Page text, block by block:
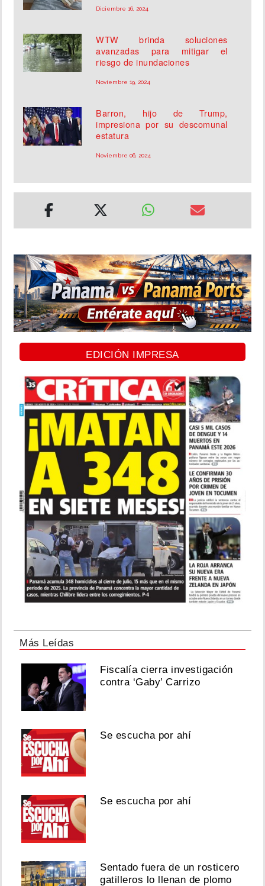
Diciembre 16, 2024
WTW brinda soluciones
avanzadas para mitigar el
riesgo de inundaciones
Noviembre 19, 2024
Barron, hijo de Trump,
impresiona por su descomunal
estatura
Noviembre 06, 2024
EDICIÓN IMPRESA
Más Leídas
Fiscalía cierra investigación
contra ‘Gaby’ Carrizo
Se escucha por ahí
Se escucha por ahí
Sentado fuera de un rosticero
gatilleros lo llenan de plomo